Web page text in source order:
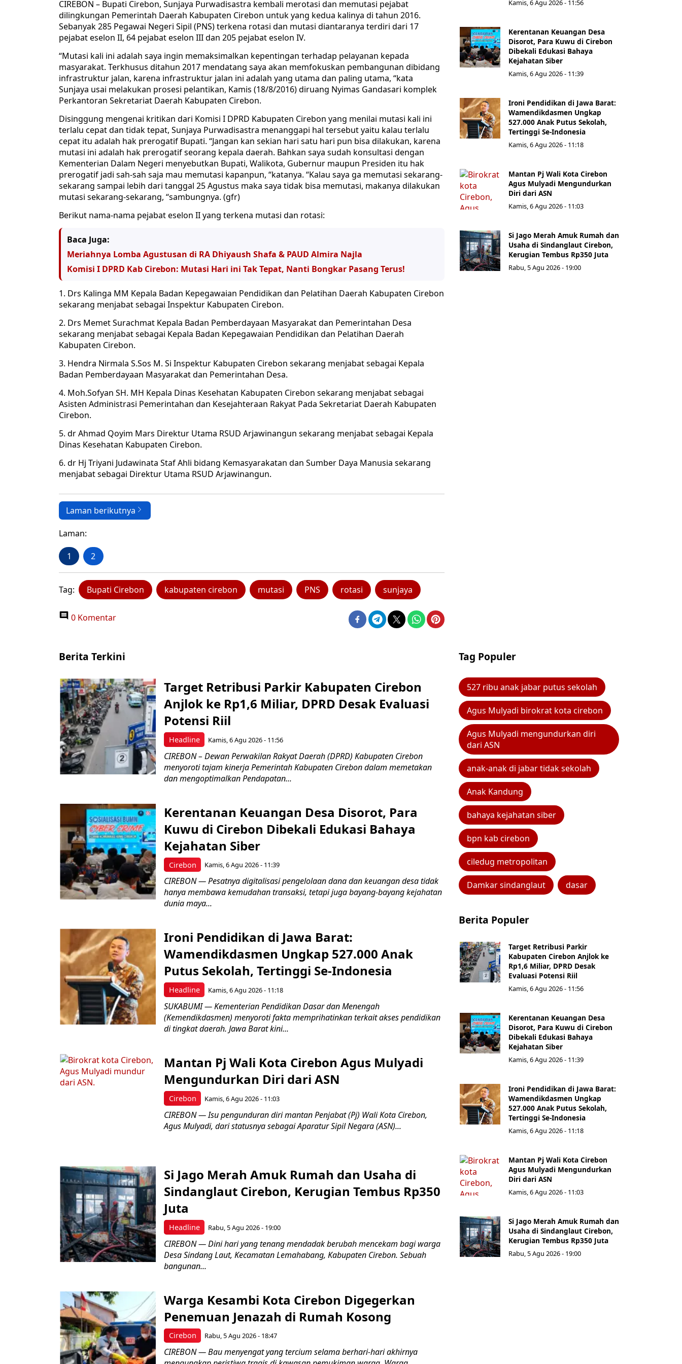
CIREBON – Bupati Cirebon, Sunjaya Purwadisastra kembali merotasi dan memutasi pejabat
dilingkungan Pemerintah Daerah Kabupaten Cirebon untuk yang kedua kalinya di tahun 2016.
Sebanyak 285 Pegawai Negeri Sipil (PNS) terkena rotasi dan mutasi diantaranya terdiri dari 17
pejabat eselon II, 64 pejabat eselon III dan 205 pejabat eselon IV.
“Mutasi kali ini adalah saya ingin memaksimalkan kepentingan terhadap pelayanan kepada
masyarakat. Terkhusus ditahun 2017 mendatang saya akan memfokuskan pembangunan dibidang
infrastruktur jalan, karena infrastruktur jalan ini adalah yang utama dan paling utama, “kata
Sunjaya usai melakukan prosesi pelantikan, Kamis (18/8/2016) diruang Nyimas Gandasari komplek
Perkantoran Sekretariat Daerah Kabupaten Cirebon.
Disinggung mengenai kritikan dari Komisi I DPRD Kabupaten Cirebon yang menilai mutasi kali ini
terlalu cepat dan tidak tepat, Sunjaya Purwadisastra menanggapi hal tersebut yaitu kalau terlalu
cepat itu adalah hak prerogatif Bupati. “Jangan kan sekian hari satu hari pun bisa dilakukan, karena
mutasi ini adalah hak prerogatif seorang kepala daerah. Bahkan saya sudah konsultasi dengan
Kementerian Dalam Negeri menyebutkan Bupati, Walikota, Gubernur maupun Presiden itu hak
prerogatif jadi sah-sah saja mau memutasi kapanpun, “katanya. “Kalau saya ga memutasi sekarang-
sekarang sampai lebih dari tanggal 25 Agustus maka saya tidak bisa memutasi, makanya dilakukan
mutasi sekarang-sekarang, “sambungnya. (gfr)
Berikut nama-nama pejabat eselon II yang terkena mutasi dan rotasi:
Baca Juga:
Meriahnya Lomba Agustusan di RA Dhiyaush Shafa & PAUD Almira Najla
Komisi I DPRD Kab Cirebon: Mutasi Hari ini Tak Tepat, Nanti Bongkar Pasang Terus!
1. Drs Kalinga MM Kepala Badan Kepegawaian Pendidikan dan Pelatihan Daerah Kabupaten Cirebon
sekarang menjabat sebagai Inspektur Kabupaten Cirebon.
2. Drs Memet Surachmat Kepala Badan Pemberdayaan Masyarakat dan Pemerintahan Desa
sekarang menjabat sebagai Kepala Badan Kepegawaian Pendidikan dan Pelatihan Daerah
Kabupaten Cirebon.
3. Hendra Nirmala S.Sos M. Si Inspektur Kabupaten Cirebon sekarang menjabat sebagai Kepala
Badan Pemberdayaan Masyarakat dan Pemerintahan Desa.
4. Moh.Sofyan SH. MH Kepala Dinas Kesehatan Kabupaten Cirebon sekarang menjabat sebagai
Asisten Administrasi Pemerintahan dan Kesejahteraan Rakyat Pada Sekretariat Daerah Kabupaten
Cirebon.
5. dr Ahmad Qoyim Mars Direktur Utama RSUD Arjawinangun sekarang menjabat sebagai Kepala
Dinas Kesehatan Kabupaten Cirebon.
6. dr Hj Triyani Judawinata Staf Ahli bidang Kemasyarakatan dan Sumber Daya Manusia sekarang
menjabat sebagai Direktur Utama RSUD Arjawinangun.
Laman berikutnya
Laman:
1 2
Tag: Bupati Cirebon kabupaten cirebon mutasi PNS rotasi sunjaya
0 Komentar
Kamis, 6 Agu 2026 - 11:56
Kerentanan Keuangan Desa
Disorot, Para Kuwu di Cirebon
Dibekali Edukasi Bahaya
Kejahatan Siber
Kamis, 6 Agu 2026 - 11:39
Ironi Pendidikan di Jawa Barat:
Wamendikdasmen Ungkap
527.000 Anak Putus Sekolah,
Tertinggi Se-Indonesia
Kamis, 6 Agu 2026 - 11:18
Mantan Pj Wali Kota Cirebon
Agus Mulyadi Mengundurkan
Diri dari ASN
Kamis, 6 Agu 2026 - 11:03
Si Jago Merah Amuk Rumah dan
Usaha di Sindanglaut Cirebon,
Kerugian Tembus Rp350 Juta
Rabu, 5 Agu 2026 - 19:00
Berita Terkini
Headline
Target Retribusi Parkir Kabupaten Cirebon
Anjlok ke Rp1,6 Miliar, DPRD Desak Evaluasi
Potensi Riil
Kamis, 6 Agu 2026 - 11:56
CIREBON – Dewan Perwakilan Rakyat Daerah (DPRD) Kabupaten Cirebon
menyoroti tajam kinerja Pemerintah Kabupaten Cirebon dalam memetakan
dan mengoptimalkan Pendapatan...
Cirebon
Kerentanan Keuangan Desa Disorot, Para
Kuwu di Cirebon Dibekali Edukasi Bahaya
Kejahatan Siber
Kamis, 6 Agu 2026 - 11:39
CIREBON — Pesatnya digitalisasi pengelolaan dana dan keuangan desa tidak
hanya membawa kemudahan transaksi, tetapi juga bayang-bayang kejahatan
dunia maya...
Headline
Ironi Pendidikan di Jawa Barat:
Wamendikdasmen Ungkap 527.000 Anak
Putus Sekolah, Tertinggi Se-Indonesia
Kamis, 6 Agu 2026 - 11:18
SUKABUMI — Kementerian Pendidikan Dasar dan Menengah
(Kemendikdasmen) menyoroti fakta memprihatinkan terkait akses pendidikan
di tingkat daerah. Jawa Barat kini...
Cirebon
Mantan Pj Wali Kota Cirebon Agus Mulyadi
Mengundurkan Diri dari ASN
Kamis, 6 Agu 2026 - 11:03
CIREBON — Isu pengunduran diri mantan Penjabat (Pj) Wali Kota Cirebon,
Agus Mulyadi, dari statusnya sebagai Aparatur Sipil Negara (ASN)...
Headline
Si Jago Merah Amuk Rumah dan Usaha di
Sindanglaut Cirebon, Kerugian Tembus Rp350
Juta
Rabu, 5 Agu 2026 - 19:00
CIREBON — Dini hari yang tenang mendadak berubah mencekam bagi warga
Desa Sindang Laut, Kecamatan Lemahabang, Kabupaten Cirebon. Sebuah
bangunan...
Cirebon
Warga Kesambi Kota Cirebon Digegerkan
Penemuan Jenazah di Rumah Kosong
Rabu, 5 Agu 2026 - 18:47
CIREBON — Bau menyengat yang tercium selama berhari-hari akhirnya
Tag Populer
527 ribu anak jabar putus sekolah
Agus Mulyadi birokrat kota cirebon
Agus Mulyadi mengundurkan diri
dari ASN
anak-anak di jabar tidak sekolah
Anak Kandung
bahaya kejahatan siber
bpn kab cirebon
ciledug metropolitan
Damkar sindanglaut dasar
Berita Populer
Target Retribusi Parkir
Kabupaten Cirebon Anjlok ke
Rp1,6 Miliar, DPRD Desak
Evaluasi Potensi Riil
Kamis, 6 Agu 2026 - 11:56
Kerentanan Keuangan Desa
Disorot, Para Kuwu di Cirebon
Dibekali Edukasi Bahaya
Kejahatan Siber
Kamis, 6 Agu 2026 - 11:39
Ironi Pendidikan di Jawa Barat:
Wamendikdasmen Ungkap
527.000 Anak Putus Sekolah,
Tertinggi Se-Indonesia
Kamis, 6 Agu 2026 - 11:18
Mantan Pj Wali Kota Cirebon
Agus Mulyadi Mengundurkan
Diri dari ASN
Kamis, 6 Agu 2026 - 11:03
Si Jago Merah Amuk Rumah dan
Usaha di Sindanglaut Cirebon,
Kerugian Tembus Rp350 Juta
Rabu, 5 Agu 2026 - 19:00